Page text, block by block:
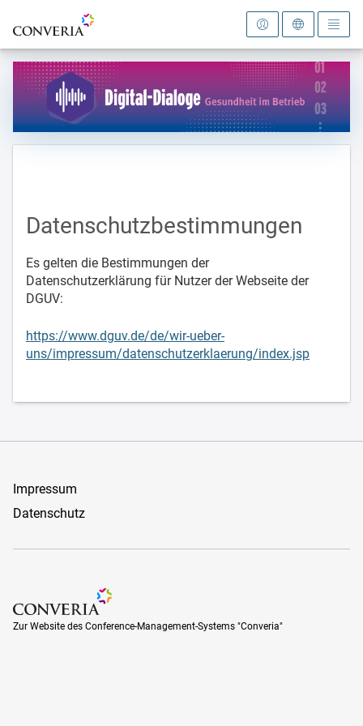
Zur Startseite
Datenschutzbestimmungen
Es gelten die Bestimmungen der
Datenschutzerklärung für Nutzer der Webseite der
DGUV:
https://www.dguv.de/de/wir-ueber-
uns/impressum/datenschutzerklaerung/index.jsp
Impressum
Datenschutz
Zur Website des Conference-Management-Systems
Zur Website des Conference-Management-Systems "Converia"